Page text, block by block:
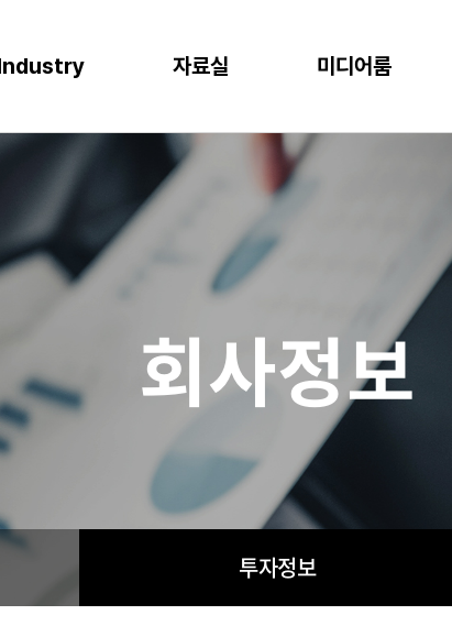
S/4HANA
Business One
EWM
Dynamics 365
ONEPACK
CLOUD
AWS (Amazon Web Services)
Microsoft Azure
Microsoft Power Platform
NAVER Cloud Platform
Mendix
워크쓰루 & 네이버웍스 코어
도 증가
최적의 도구
로벌 운영 시스템 구축
신과 생산성
과 머신러닝으로 제조 혁신 실현
표 중심의 프로세스 설계로 품질 향상
오
한 규제 준수를 위한 IT시스템
을 위한 기반 마련
소비재
플랫폼을 통한 경쟁력 강화
고객 경험 강화
데이터 분석과 기술의 활용
복잡한 물류 현장을 위한 통합된 플랫폼
재고 없는 창고
미래 성장을 위한 유연한 물류 시스템
반도체
고도의 정밀성과 효율성을 위한 도구
자료실
프로젝트 사례
다운로드
미디어룸
WRMS WDMS
렌탈 모빌리티
회사정보
투자정보